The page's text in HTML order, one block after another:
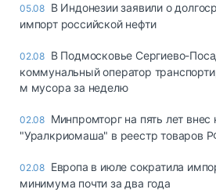
05.08 В Индонезии заявили о
импорт российской нефти
02.08 В Подмосковье Сергиево-
коммунальный оператор
м мусора за неделю
02.08 Минпромторг на пять лет внес
"Уралкриомаша" в реестр товаров
02.08 Европа в июле сократила
минимума почти за два года